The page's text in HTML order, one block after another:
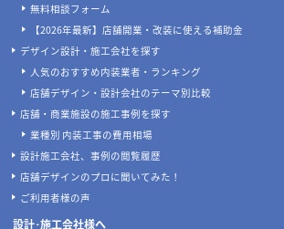
無料相談フォーム
【2026年最新】店舗開業・改装に使える補助金
デザイン設計・施工会社を探す
人気のおすすめ内装業者・ランキング
店舗デザイン・設計会社のテーマ別比較
店舗・商業施設の施工事例を探す
業種別 内装工事の費用相場
設計施工会社、事例の閲覧履歴
店舗デザインのプロに聞いてみた！
ご利用者様の声
設計･施工会社様へ